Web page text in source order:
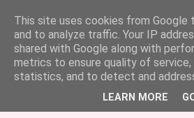
like ?...or not!
..de toate!!!!!..alandala...cum imi trec prin
chef..incercate pe pielea mea..
This site uses cookies from Google
and to analyze traffic. Your IP
shared with Google along with
metrics to ensure quality of service,
statistics, and to detect and
LEARN MORE